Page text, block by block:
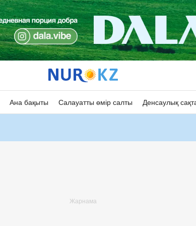
Ана бақыты Салауатты өмір салты Денсаулық